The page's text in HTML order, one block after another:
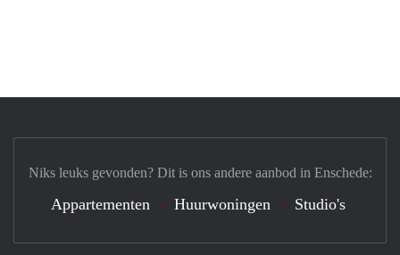
Niks leuks gevonden? Dit is ons andere aanbod in Enschede:
Appartementen Huurwoningen Studio's